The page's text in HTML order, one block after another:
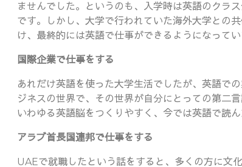
ませんでした。というのも、入学時は英語のクラ
です。しかし、大学で行われていた海外大学との
け、最終的には英語で仕事ができるようになってい
国際企業で仕事をする
あれだけ英語を使った大学生活でしたが、英語で
ジネスの世界で、その世界が自分にとっての第二
いわゆる英語脳をつくりやすく、今では英語で読
アラブ首長国連邦で仕事をする
UAEで就職したという話をすると、多くの方に文